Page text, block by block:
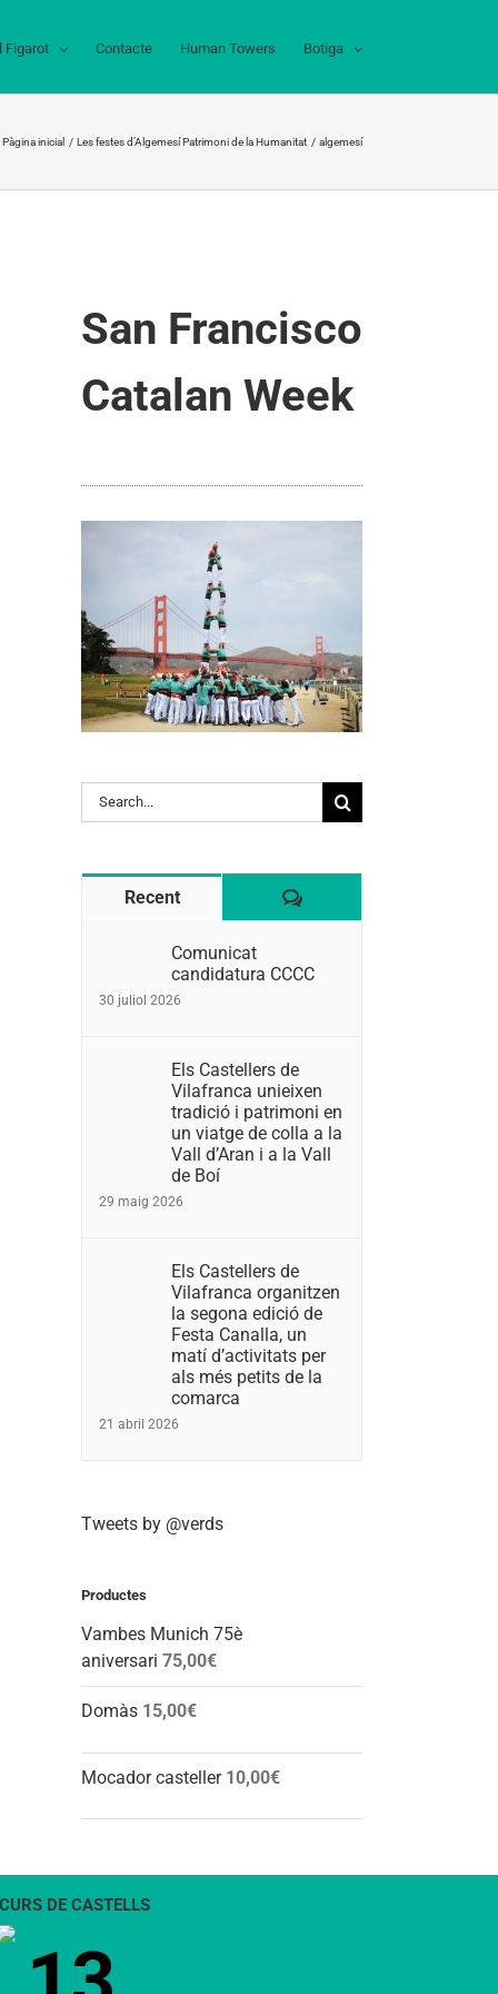
Figarot Contacte Human Towers Botiga
Pàgina inicial Les festes d’Algemesí Patrimoni de la Humanitat algemesí
San Francisco
Catalan Week
Search
for:
Recent Comentaris
Comunicat
candidatura CCCC
30 juliol 2026
Els Castellers de
Vilafranca unieixen
tradició i patrimoni en
un viatge de colla a la
Vall d’Aran i a la Vall
de Boí
29 maig 2026
Els Castellers de
Vilafranca organitzen
la segona edició de
Festa Canalla, un
matí d’activitats per
als més petits de la
comarca
21 abril 2026
Tweets by @verds
Productes
Vambes Munich 75è
aniversari 75,00€
Domàs 15,00€
Mocador casteller 10,00€
DE CASTELLS